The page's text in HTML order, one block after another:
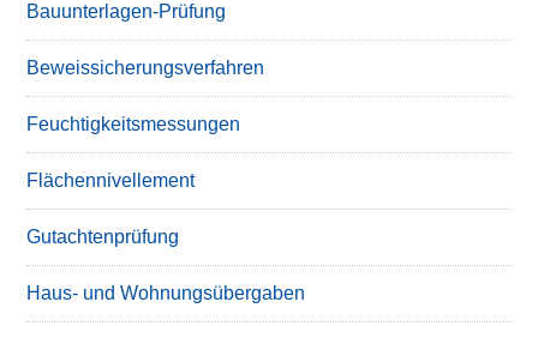
Bauunterlagen-Prüfung
Beweissicherungsverfahren
Feuchtigkeitsmessungen
Flächennivellement
Gutachtenprüfung
Haus- und Wohnungsübergaben